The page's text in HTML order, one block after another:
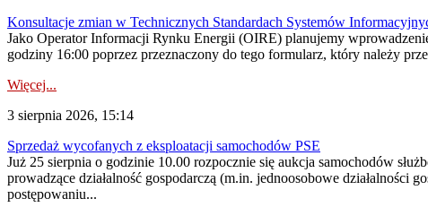
Konsultacje zmian w Technicznych Standardach Systemów
Jako Operator Informacji Rynku Energii (OIRE) planujemy
godziny 16:00 poprzez przeznaczony do tego formularz, który należy
Więcej...
3 sierpnia 2026, 15:14
Sprzedaż wycofanych z eksploatacji samochodów PSE
Już 25 sierpnia o godzinie 10.00 rozpocznie się aukcja samochodów
prowadzące działalność gospodarczą (m.in. jednoosobowe działalności
postępowaniu...